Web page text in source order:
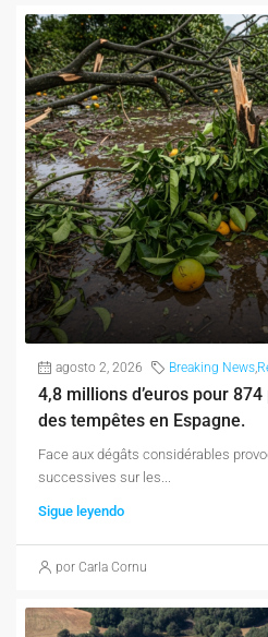
agosto 2, 2026 Breaking News
4,8 millions d’euros pour
des tempêtes en Espagne.
Face aux dégâts considérables
successives sur les...
Sigue leyendo
por Carla Cornu